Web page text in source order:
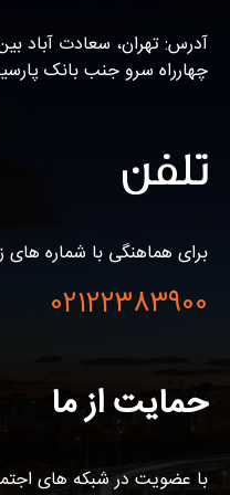
آدرس: تهران، سعادت آباد
چهارراه سرو جنب بانک پارسیان
تلفن
برای هماهنگی با شماره
02122383900
حمایت از ما